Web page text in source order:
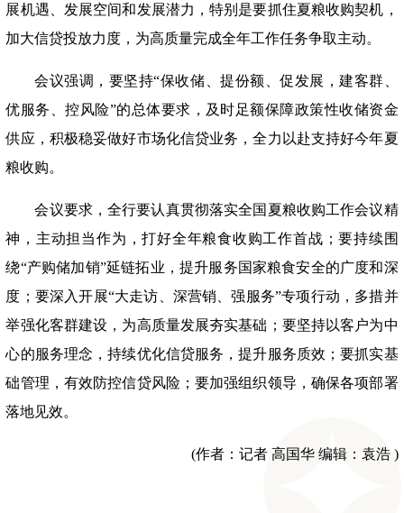
展机遇、发展空间和发展潜力，特别是要抓住夏粮收购契机，
加大信贷投放力度，为高质量完成全年工作任务争取主动。
会议强调，要坚持“保收储、提份额、促发展，建客群、
优服务、控风险”的总体要求，及时足额保障政策性收储资金
供应，积极稳妥做好市场化信贷业务，全力以赴支持好今年夏
粮收购。
会议要求，全行要认真贯彻落实全国夏粮收购工作会议精
神，主动担当作为，打好全年粮食收购工作首战；要持续围
绕“产购储加销”延链拓业，提升服务国家粮食安全的广度和深
度；要深入开展“大走访、深营销、强服务”专项行动，多措并
举强化客群建设，为高质量发展夯实基础；要坚持以客户为中
心的服务理念，持续优化信贷服务，提升服务质效；要抓实基
础管理，有效防控信贷风险；要加强组织领导，确保各项部署
落地见效。
(作者：记者 高国华 编辑：袁浩 )